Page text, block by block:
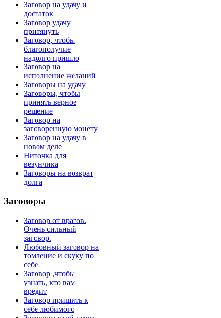
Заговор на удачу и
достаток
Заговор удачу
притянуть
Заговор, чтобы
благополучие
надолго пришло
Заговор на
исполнение желаний
Заговоры на удачу
Заговоры, чтобы
принять верное
решение
Заговор на
заговоренную монету
Заговор на удачу в
новом деле
Ниточка для
везунчика
Заговоры на возврат
долга
Заговоры
Заговор от врагов.
Очень сильный
заговор.
Любовный заговор на
томление и скуку по
себе
Заговор ,чтобы
узнать, кто вам
вредит
Заговор пришить к
себе любимого